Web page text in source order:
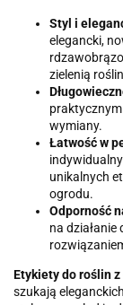
Styl i
elegancki,
zielenią
wymiany.
Łatwość w
unikalnych
ogrodu.
Odporność
na działanie
Etykiety do roślin
szukają